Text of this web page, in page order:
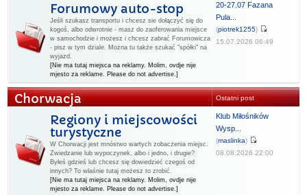
Forumowy auto-stop
Jeśli szukasz transportu i chcesz sie dołączyć się do
kogoś, albo odwrotnie - masz do zaoferowania miejsce
w samochodzie i możesz i chcesz zabrać Forumowicza
- pisz w tym dziale. Można tu także szukać "spółki" na
wyjazd.
[Nie ma tutaj miejsca na reklamy. Molim, ovdje nije
mjesto za reklame. Please do not advertise.]
20-27.07 Fazana
Pula...
(piotrek1255)
15.07.2026 06:49
Chorwacja Ostatni post
Regiony i miejscowości
turystyczne
W Chorwacji jest mnóstwo wartych zobaczenia miejsc.
Zwiedzanie lub wypoczynek, albo i jedno, i drugie?
Byłeś gdzieś lub chcesz się dowiedzieć czegoś od
innych? To właśnie tutaj możesz to zrobić.
[Nie ma tutaj miejsca na reklamy. Molim, ovdje nije
mjesto za reklame. Please do not advertise.]
Klub Miłośników
Wysp...
(maslinka)
08.08.2026 22:00